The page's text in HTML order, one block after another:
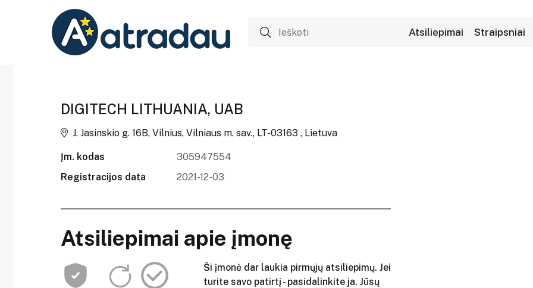
Atsiliepimai Straipsniai
DIGITECH LITHUANIA, UAB
J. Jasinskio g. 16B, Vilnius, Vilniaus m. sav., LT-03163 , Lietuva
Įm. kodas
305947554
Registracijos data
2021-12-03
Atsiliepimai apie įmonę
Ši įmonė dar laukia pirmųjų atsiliepimų. Jei
turite savo patirtį - pasidalinkite ja. Jūsų